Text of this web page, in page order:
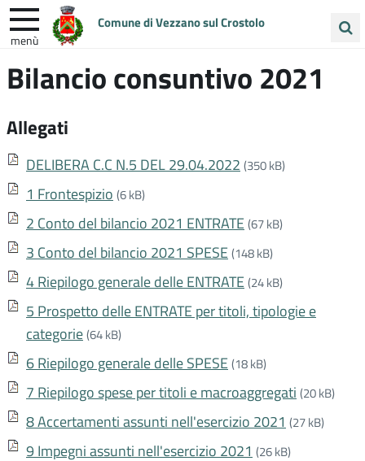
Comune di Vezzano sul Crostolo
menù
nel
ENTRA IN COMUNE VIVI VEZZANO
Bilancio consuntivo 2021
Allegati
DELIBERA C.C N.5 DEL 29.04.2022 (350 kB)
1 Frontespizio (6 kB)
2 Conto del bilancio 2021 ENTRATE (67 kB)
3 Conto del bilancio 2021 SPESE (148 kB)
4 Riepilogo generale delle ENTRATE (24 kB)
5 Prospetto delle ENTRATE per titoli, tipologie e
categorie(64 kB)
6 Riepilogo generale delle SPESE (18 kB)
7 Riepilogo spese per titoli e macroaggregati (20 kB)
8 Accertamenti assunti nell'esercizio 2021 (27 kB)
9 Impegni assunti nell'esercizio 2021 (26 kB)